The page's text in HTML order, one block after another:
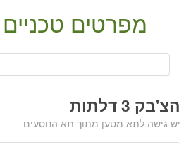
מפרטים
הצ'בק 3 דלתות
יש גישה לתא מטען מתוך תא הנוסעים